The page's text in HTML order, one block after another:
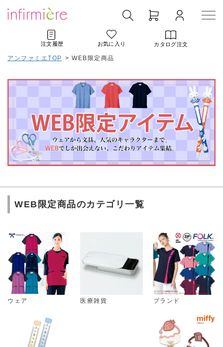
注文履歴 お気に入り カタログ注文
アンファミエTOP > WEB限定商品
WEB限定商品のカテゴリ一覧
ウェア 医療雑貨 ブランド